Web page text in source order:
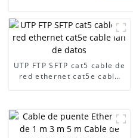
UTP FTP SFTP cat5 cable de
red ethernet cat5e cable